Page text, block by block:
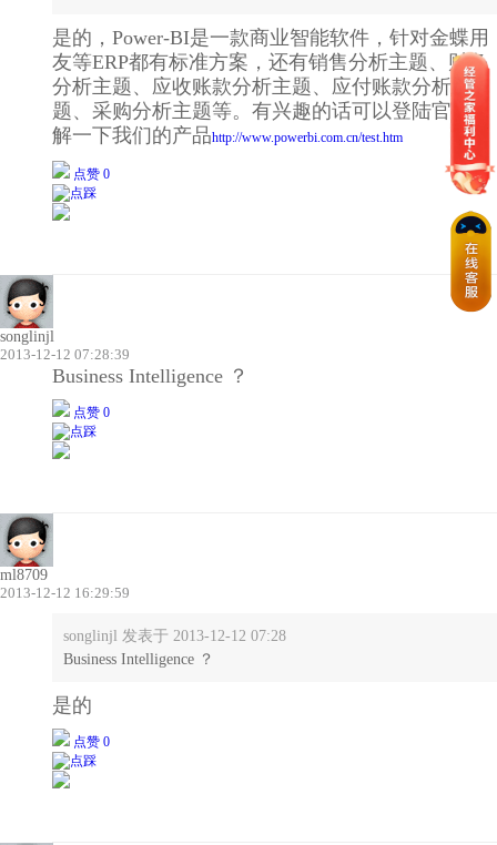
是的，Power-BI是一款商业智能软件，针对金蝶用
友等ERP都有标准方案，还有销售分析主题、财务
分析主题、应收账款分析主题、应付账款分析主
题、采购分析主题等。有兴趣的话可以登陆官网了
解一下我们的产品http://www.powerbi.com.cn/test.htm
点赞 0
songlinjl
2013-12-12 07:28:39
Business Intelligence ？
点赞 0
ml8709
2013-12-12 16:29:59
songlinjl 发表于 2013-12-12 07:28
Business Intelligence ？
是的
点赞 0